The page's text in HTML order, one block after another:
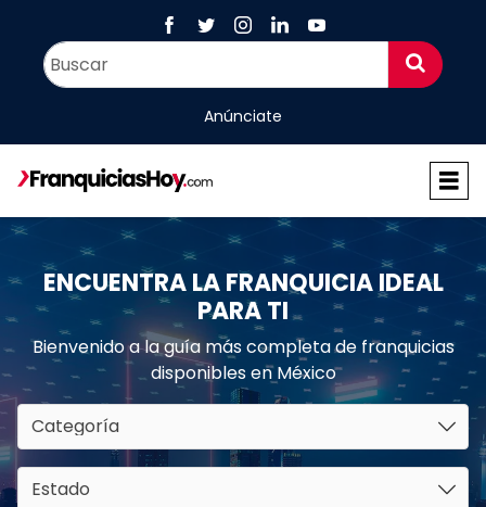
Anúnciate
ENCUENTRA LA FRANQUICIA IDEAL
PARA TI
Bienvenido a la guía más completa de franquicias
disponibles en México
Categoría
Estado